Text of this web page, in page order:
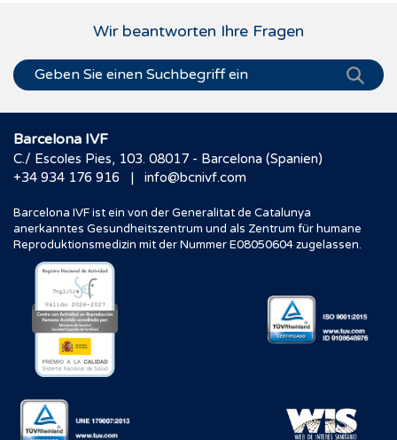
Wir beantworten Ihre Fragen
Barcelona IVF
C./ Escoles Pies, 103. 08017 - Barcelona (Spanien)
+34 934 176 916
| info@bcnivf.com
Barcelona IVF ist ein von der Generalitat de Catalunya
anerkanntes Gesundheitszentrum und als Zentrum für humane
Reproduktionsmedizin mit der Nummer E08050604 zugelassen.